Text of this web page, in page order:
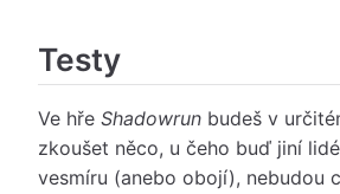
Testy
Ve hře Shadowrun budeš v
zkoušet něco, u čeho buď jiní
vesmíru (anebo obojí), nebudou